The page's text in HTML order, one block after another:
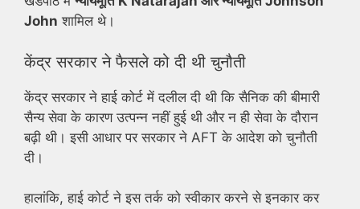
John शामिल थे।
केंद्र सरकार ने फैसले को दी थी चुनौती
केंद्र सरकार ने हाई कोर्ट में दलील दी थी कि सैनिक की बीमारी
सैन्य सेवा के कारण उत्पन्न नहीं हुई थी और न ही सेवा के दौरान
बढ़ी थी। इसी आधार पर सरकार ने AFT के आदेश को चुनौती
दी।
हालांकि, हाई कोर्ट ने इस तर्क को स्वीकार करने से इनकार कर